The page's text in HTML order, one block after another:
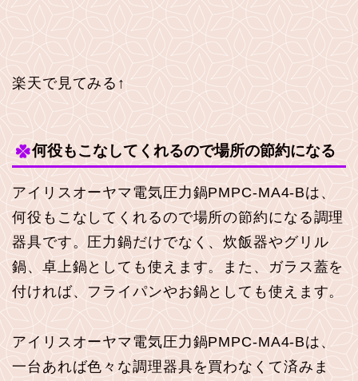
楽天で見てみる↑
何役もこなしてくれるので場所の節約になる
アイリスオーヤマ電気圧力鍋PMPC-MA4-Bは、
何役もこなしてくれるので場所の節約になる調理
器具です。圧力鍋だけでなく、炊飯器やグリル
鍋、卓上鍋としても使えます。また、ガラス蓋を
付ければ、フライパンやお鍋としても使えます。
アイリスオーヤマ電気圧力鍋PMPC-MA4-Bは、
一台あれば色々な調理器具を買わなくて済みま